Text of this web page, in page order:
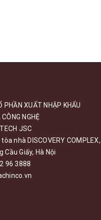
PHẦN XUẤT NHẬP KHẨU
NGHỆ
JSC
nhà DISCOVERY
Cầu Giấy, Hà Nội
96 3888